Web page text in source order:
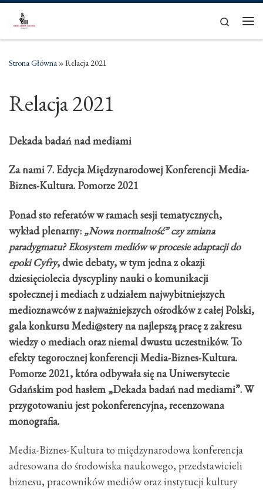
Skip to content
Search
Strona Główna »Relacja 2021
Relacja 2021
Dekada badań nad mediami
Za nami 7. Edycja Międzynarodowej Konferencji Media-
Biznes-Kultura. Pomorze 2021
Ponad sto referatów w ramach sesji tematycznych,
wykład plenarny: „Nowa normalność” czy zmiana
paradygmatu? Ekosystem mediów w procesie adaptacji do
epoki Cyfry, dwie debaty, w tym jedna z okazji
dziesięciolecia dyscypliny nauki o komunikacji
społecznej i mediach z udziałem najwybitniejszych
medioznawców z najważniejszych ośrodków z całej Polski,
gala konkursu Medi@stery na najlepszą pracę z zakresu
wiedzy o mediach oraz niemal dwustu uczestników. To
efekty tegorocznej konferencjiMedia-Biznes-Kultura.
Pomorze 2021, która odbywała się na Uniwersytecie
Gdańskim pod hasłem „Dekada badań nad mediami”. W
przygotowaniu jest pokonferencyjna, recenzowana
monografia.
Media-Biznes-Kultura to międzynarodowa konferencja
adresowana do środowiska naukowego, przedstawicieli
biznesu, pracowników mediów oraz instytucji kultury